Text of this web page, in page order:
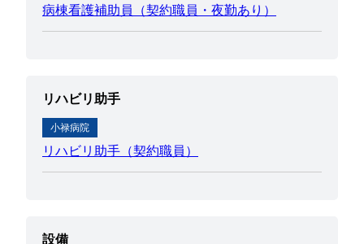
病棟看護補助員（契約職員・夜勤あり）
リハビリ助手
小禄病院
リハビリ助手（契約職員）
設備